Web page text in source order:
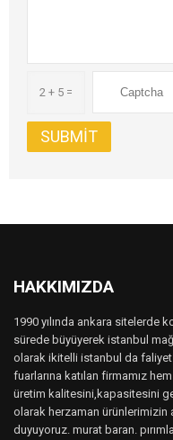
2 + 5 =
HAKKIMIZDA
1990 yılında ankara sitelerde
sürede büyüyerek istanbul
olarak ikitelli istanbul da
fuarlarına katılan firmamız
üretim kalitesini,kapasitesini
olarak herzaman ürünlerimizin
duyuyoruz. murat baran.